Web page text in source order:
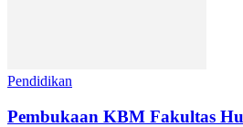
Pendidikan
Pembukaan KBM Fakultas